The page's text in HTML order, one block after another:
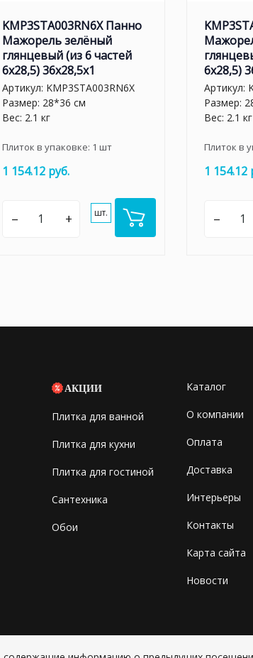
KMP3STA003RN6X Панно
Мажорель зелёный
глянцевый (из 6 частей
6х28,5) 36x28,5x1
Артикул: KMP3STA003RN6X
Размер: 28*36 см
Вес: 2.1 кг
Плиток в упаковке: 1 шт
1 154.12 руб.
– + шт.
6х28,5)
Артикул:
Размер:
Вес: 2.1 кг
Плиток в
1 154.12
–
АКЦИИ
Плитка для ванной
Плитка для кухни
Плитка для гостиной
Сантехника
Обои
Каталог
О компании
Оплата
Доставка
Интерьеры
Контакты
Карта сайта
Новости